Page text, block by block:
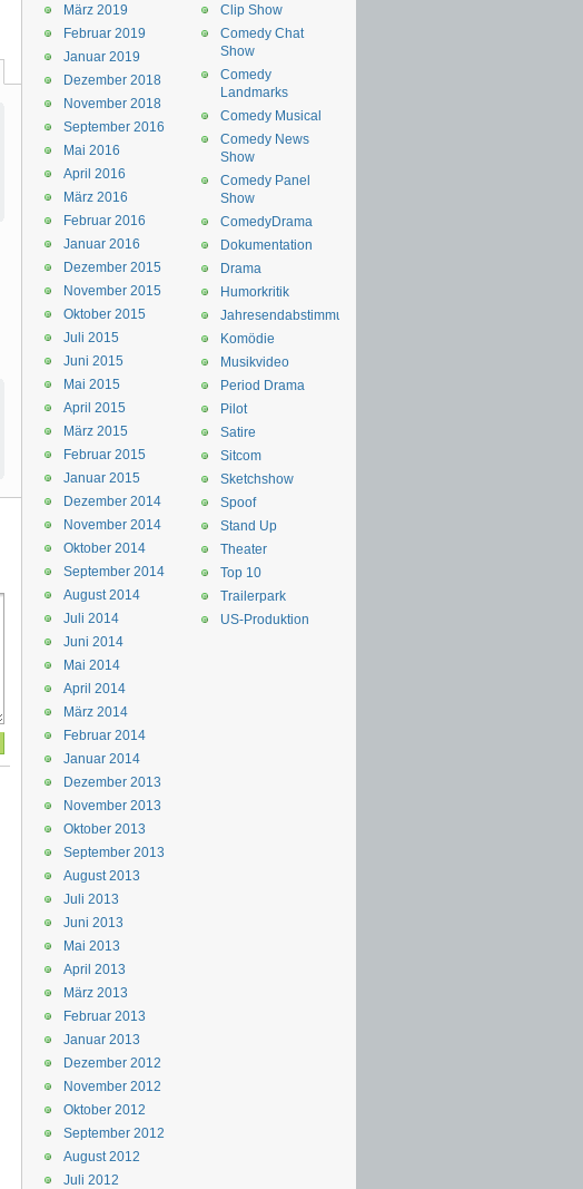
Clip Show
Comedy Chat
Show
Comedy
Landmarks
Comedy Musical
Comedy News
Show
Comedy Panel
Show
ComedyDrama
Dokumentation
Drama
Humorkritik
Jahresendabstimmung
Komödie
Musikvideo
Period Drama
Pilot
Satire
Sitcom
Sketchshow
Spoof
Stand Up
Theater
Top 10
Trailerpark
US-Produktion
März 2019
Februar 2019
Januar 2019
Dezember 2018
November 2018
September 2016
Mai 2016
April 2016
März 2016
Februar 2016
Januar 2016
Dezember 2015
November 2015
Oktober 2015
Juli 2015
Juni 2015
Mai 2015
April 2015
März 2015
Februar 2015
Januar 2015
Dezember 2014
November 2014
Oktober 2014
September 2014
August 2014
Juli 2014
Juni 2014
Mai 2014
April 2014
März 2014
Februar 2014
Januar 2014
Dezember 2013
November 2013
Oktober 2013
September 2013
August 2013
Juli 2013
Juni 2013
Mai 2013
April 2013
März 2013
Februar 2013
Januar 2013
Dezember 2012
November 2012
Oktober 2012
September 2012
August 2012
Juli 2012